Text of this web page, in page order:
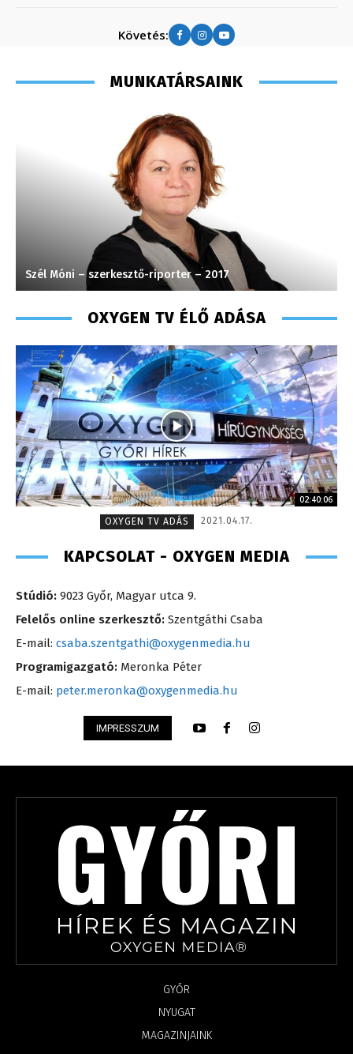
Követés:
MUNKATÁRSAINK
Szél Móni – szerkesztő-riporter – 2017
OXYGEN TV ÉLŐ ADÁSA
02:40:06
OXYGEN TV ADÁS
2021.04.17.
KAPCSOLAT - OXYGEN MEDIA
Stúdió: 9023 Győr, Magyar utca 9.
Felelős online szerkesztő: Szentgáthi Csaba
E-mail: csaba.szentgathi@oxygenmedia.hu
Programigazgató: Meronka Péter
E-mail: peter.meronka@oxygenmedia.hu
IMPRESSZUM
GYŐR
NYUGAT
MAGAZINJAINK